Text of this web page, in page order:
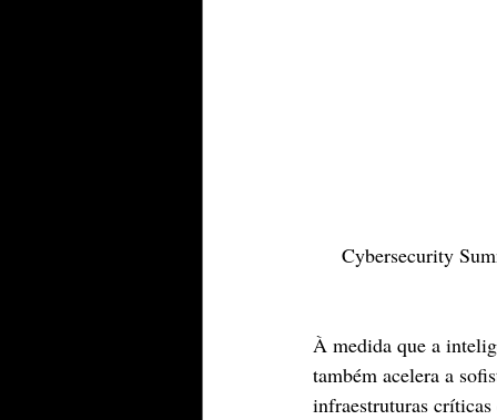
Cybersecurity
À medida que a
também acelera a
infraestruturas